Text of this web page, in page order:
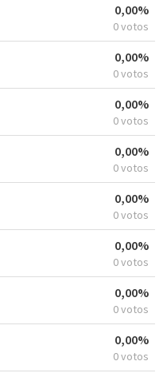
0,00%
0 votos
0,00%
0 votos
0,00%
0 votos
0,00%
0 votos
0,00%
0 votos
0,00%
0 votos
0,00%
0 votos
0,00%
0 votos